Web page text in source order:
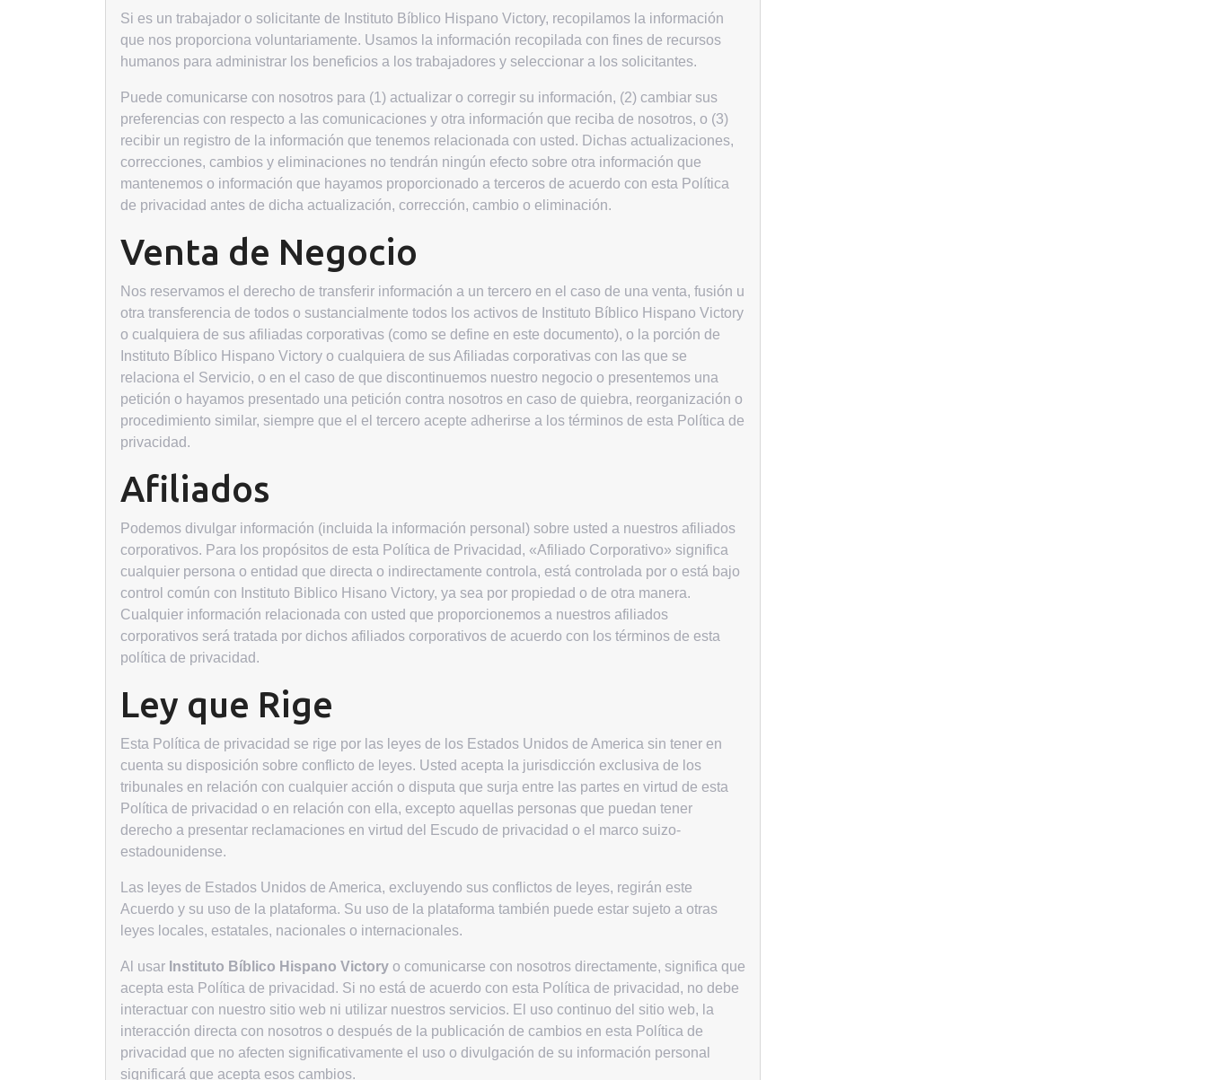
Si es un trabajador o solicitante de Instituto Bíblico Hispano Victory, recopilamos la información
que nos proporciona voluntariamente. Usamos la información recopilada con fines de recursos
humanos para administrar los beneficios a los trabajadores y seleccionar a los solicitantes.
Puede comunicarse con nosotros para (1) actualizar o corregir su información, (2) cambiar sus
preferencias con respecto a las comunicaciones y otra información que reciba de nosotros, o (3)
recibir un registro de la información que tenemos relacionada con usted. Dichas actualizaciones,
correcciones, cambios y eliminaciones no tendrán ningún efecto sobre otra información que
mantenemos o información que hayamos proporcionado a terceros de acuerdo con esta Política
de privacidad antes de dicha actualización, corrección, cambio o eliminación.
Venta de Negocio
Nos reservamos el derecho de transferir información a un tercero en el caso de una venta, fusión u
otra transferencia de todos o sustancialmente todos los activos de Instituto Bíblico Hispano Victory
o cualquiera de sus afiliadas corporativas (como se define en este documento), o la porción de
Instituto Bíblico Hispano Victory o cualquiera de sus Afiliadas corporativas con las que se
relaciona el Servicio, o en el caso de que discontinuemos nuestro negocio o presentemos una
petición o hayamos presentado una petición contra nosotros en caso de quiebra, reorganización o
procedimiento similar, siempre que el el tercero acepte adherirse a los términos de esta Política de
privacidad.
Afiliados
Podemos divulgar información (incluida la información personal) sobre usted a nuestros afiliados
corporativos. Para los propósitos de esta Política de Privacidad, «Afiliado Corporativo» significa
cualquier persona o entidad que directa o indirectamente controla, está controlada por o está bajo
control común con Instituto Biblico Hisano Victory, ya sea por propiedad o de otra manera.
Cualquier información relacionada con usted que proporcionemos a nuestros afiliados
corporativos será tratada por dichos afiliados corporativos de acuerdo con los términos de esta
política de privacidad.
Ley que Rige
Esta Política de privacidad se rige por las leyes de los Estados Unidos de America sin tener en
cuenta su disposición sobre conflicto de leyes. Usted acepta la jurisdicción exclusiva de los
tribunales en relación con cualquier acción o disputa que surja entre las partes en virtud de esta
Política de privacidad o en relación con ella, excepto aquellas personas que puedan tener
derecho a presentar reclamaciones en virtud del Escudo de privacidad o el marco suizo-
estadounidense.
Las leyes de Estados Unidos de America, excluyendo sus conflictos de leyes, regirán este
Acuerdo y su uso de la plataforma. Su uso de la plataforma también puede estar sujeto a otras
leyes locales, estatales, nacionales o internacionales.
Al usar Instituto Bíblico Hispano Victory o comunicarse con nosotros directamente, significa que
acepta esta Política de privacidad. Si no está de acuerdo con esta Política de privacidad, no debe
interactuar con nuestro sitio web ni utilizar nuestros servicios. El uso continuo del sitio web, la
interacción directa con nosotros o después de la publicación de cambios en esta Política de
privacidad que no afecten significativamente el uso o divulgación de su información personal
significará que acepta esos cambios.